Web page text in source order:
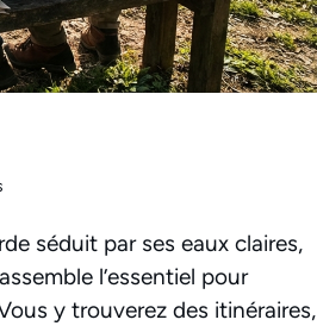
séduit par ses eaux claires,
l’essentiel pour
y trouverez des itinéraires,